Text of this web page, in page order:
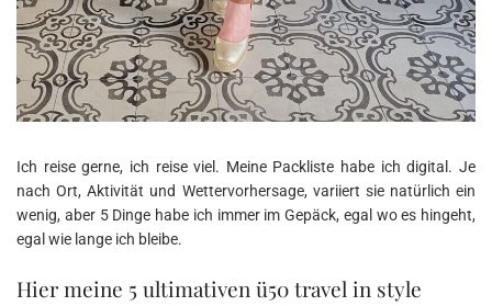
Ich reise gerne, ich reise viel. Meine Packliste habe ich digital. Je
nach Ort, Aktivität und Wettervorhersage, variiert sie natürlich ein
wenig, aber 5 Dinge habe ich immer im Gepäck, egal wo es hingeht,
egal wie lange ich bleibe.
Hier meine 5 ultimativen ü50 travel in style